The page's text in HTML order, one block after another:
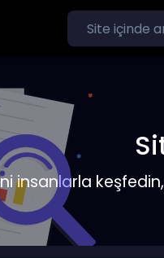
insanlarla